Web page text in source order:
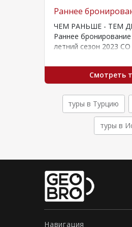
Раннее
ЧЕМ РАНЬШЕ - ТЕМ
Раннее
летний сезон 2023
получайте…
Смотреть
туры в Турцию
туры в
Навигация